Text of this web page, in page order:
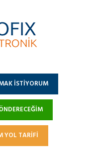
İSTİYORUM
YOL TARİFİ